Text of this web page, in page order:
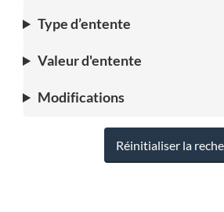
Type d’entente
Valeur d'entente
Modifications
Réinitialiser la